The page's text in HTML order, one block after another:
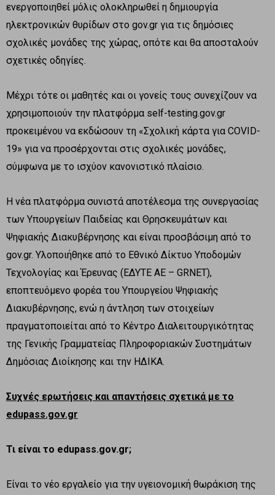
ενεργοποιηθεί μόλις ολοκληρωθεί η δημιουργία
ηλεκτρονικών θυρίδων στο gov.gr για τις δημόσιες
σχολικές μονάδες της χώρας, οπότε και θα αποσταλούν
σχετικές οδηγίες.
Μέχρι τότε οι μαθητές και οι γονείς τους συνεχίζουν να
χρησιμοποιούν την πλατφόρμα self-testing.gov.gr
προκειμένου να εκδώσουν τη «Σχολική κάρτα για COVID-
19» για να προσέρχονται στις σχολικές μονάδες,
σύμφωνα με το ισχύον κανονιστικό πλαίσιο.
Η νέα πλατφόρμα συνιστά αποτέλεσμα της συνεργασίας
των Υπουργείων Παιδείας και Θρησκευμάτων και
Ψηφιακής Διακυβέρνησης και είναι προσβάσιμη από το
gov.gr. Υλοποιήθηκε από το Εθνικό Δίκτυο Υποδομών
Τεχνολογίας και Έρευνας (ΕΔΥΤΕ ΑΕ – GRNET),
εποπτευόμενο φορέα του Υπουργείου Ψηφιακής
Διακυβέρνησης, ενώ η άντληση των στοιχείων
πραγματοποιείται από το Κέντρο Διαλειτουργικότητας
της Γενικής Γραμματείας Πληροφοριακών Συστημάτων
Δημόσιας Διοίκησης και την ΗΔΙΚΑ.
Συχνές ερωτήσεις και απαντήσεις σχετικά με το
edupass.gov.gr
Τι είναι το edupass.gov.gr;
Είναι το νέο εργαλείο για την υγειονομική θωράκιση της